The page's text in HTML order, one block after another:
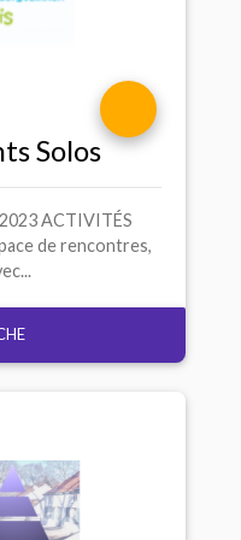
Solos
ACTIVITÉS
de rencontres,